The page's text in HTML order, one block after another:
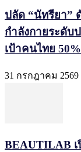
ปลัด “นัทรียา”
กำลังกายระดับ
เป้าคนไทย
31 กรกฎาคม 2569
BEAUTILAB